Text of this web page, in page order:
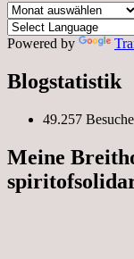
Mein
Archiv
Powered by
Blogstatistik
49.257 Besuche
Meine